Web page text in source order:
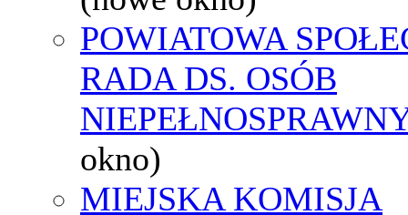
POWIATOWA
RADA DS. OSÓB
okno)
MIEJSKA KOMISJA